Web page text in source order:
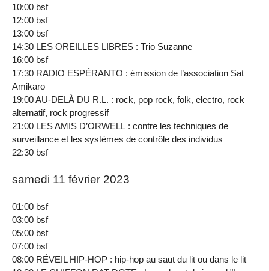
10:00 bsf
12:00 bsf
13:00 bsf
14:30 LES OREILLES LIBRES : Trio Suzanne
16:00 bsf
17:30 RADIO ESPÉRANTO : émission de l’association Sat
Amikaro
19:00 AU-DELÀ DU R.L. : rock, pop rock, folk, electro, rock
alternatif, rock progressif
21:00 LES AMIS D’ORWELL : contre les techniques de
surveillance et les systèmes de contrôle des individus
22:30 bsf
samedi 11 février 2023
01:00 bsf
03:00 bsf
05:00 bsf
07:00 bsf
08:00 RÉVEIL HIP-HOP : hip-hop au saut du lit ou dans le lit